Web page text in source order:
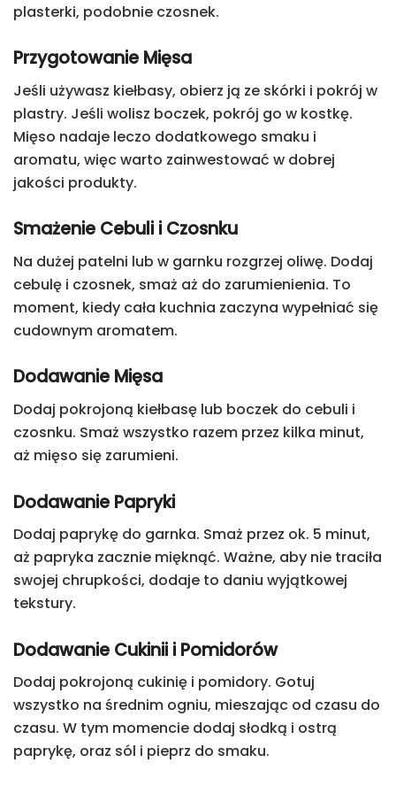
plasterki, podobnie czosnek.
Przygotowanie Mięsa
Jeśli używasz kiełbasy, obierz ją ze skórki i pokrój w
plastry. Jeśli wolisz boczek, pokrój go w kostkę.
Mięso nadaje leczo dodatkowego smaku i
aromatu, więc warto zainwestować w dobrej
jakości produkty.
Smażenie Cebuli i Czosnku
Na dużej patelni lub w garnku rozgrzej oliwę. Dodaj
cebulę i czosnek, smaż aż do zarumienienia. To
moment, kiedy cała kuchnia zaczyna wypełniać się
cudownym aromatem.
Dodawanie Mięsa
Dodaj pokrojoną kiełbasę lub boczek do cebuli i
czosnku. Smaż wszystko razem przez kilka minut,
aż mięso się zarumieni.
Dodawanie Papryki
Dodaj paprykę do garnka. Smaż przez ok. 5 minut,
aż papryka zacznie mięknąć. Ważne, aby nie traciła
swojej chrupkości, dodaje to daniu wyjątkowej
tekstury.
Dodawanie Cukinii i Pomidorów
Dodaj pokrojoną cukinię i pomidory. Gotuj
wszystko na średnim ogniu, mieszając od czasu do
czasu. W tym momencie dodaj słodką i ostrą
paprykę, oraz sól i pieprz do smaku.